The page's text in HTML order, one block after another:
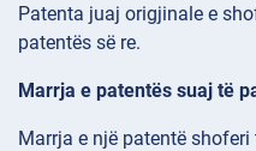
Patenta juaj origjinale e
patentës së re.
Marrja e patentës suaj të
Marrja e një patentë